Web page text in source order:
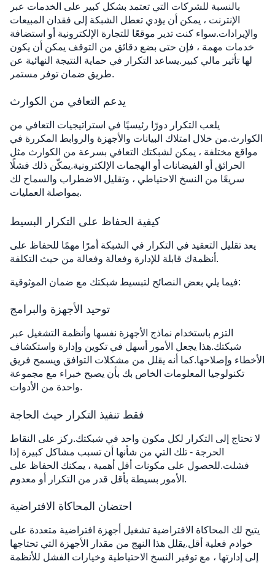
بالنسبة للشركات التي تعتمد بشكل كبير على الخدمات عبر
الإنترنت ، يمكن أن يؤدي تعطل الشبكة إلى فقدان المبيعات
والإيرادات.سواء كنت تدير موقعًا للتجارة الإلكترونية أو استضافة
خدمات مهمة ، فإن حتى بضع دقائق من التوقف يمكن أن يكون
لها تأثير مالي كبير.يساعد التكرار في حماية النتيجة النهائية عن
طريق ضمان توفر مستمر.
يدعم التعافي من الكوارث
يلعب التكرار دورًا رئيسيًا في استراتيجيات التعافي من
الكوارث.من خلال امتلاك البيانات والأجهزة والروابط المكررة في
مواقع مختلفة ، يمكن لشبكتك التعافي بسرعة من الكوارث مثل
الحرائق أو الفيضانات أو الهجمات الإلكترونية.يمكّن ذلك فشلًا
سريعًا من النسخ الاحتياطي ، وتقليل الاضطراب والسماح لك
بمواصلة العمليات.
كيفية الحفاظ على التكرار البسيط
يعد تقليل التعقيد في التكرار في الشبكة أمرًا مهمًا للحفاظ على
أنظمةك قابلة للإدارة وفعالة وفعالة من حيث التكلفة.
فيما يلي بعض النصائح لتبسيط شبكتك مع ضمان الموثوقية:
توحيد الأجهزة والبرامج
التزم باستخدام نماذج الأجهزة نفسها وأنظمة التشغيل عبر
شبكتك.هذا يجعل الأمور أسهل في تكوين وإدارة واستكشاف
الأخطاء وإصلاحها.كما أنه يقلل من مشكلات التوافق ويسمح فريق
تكنولوجيا المعلومات الخاص بك بأن يصبح خبراء مع مجموعة
واحدة من الأدوات.
فقط تنفيذ التكرار حيث الحاجة
لا تحتاج إلى التكرار لكل مكون واحد في شبكتك.ركز على النقاط
الحرجة - تلك التي من شأنها أن تسبب مشاكل كبيرة إذا
فشلت.للحصول على مكونات أقل أهمية ، يمكنك الحفاظ على
الأمور بسيطة بأقل قدر من التكرار أو معدوم.
احتضان المحاكاة الافتراضية
يتيح لك المحاكاة الافتراضية تشغيل أجهزة افتراضية متعددة على
خوادم فعلية أقل.يقلل هذا النهج من مقدار الأجهزة التي تحتاجها
إلى إدارتها ، مع توفير النسخ الاحتياطية وخيارات الفشل للأنظمة